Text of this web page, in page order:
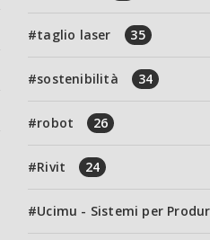
taglio laser 35
sostenibilità 34
robot 26
Rivit 24
Ucimu - Sistemi per